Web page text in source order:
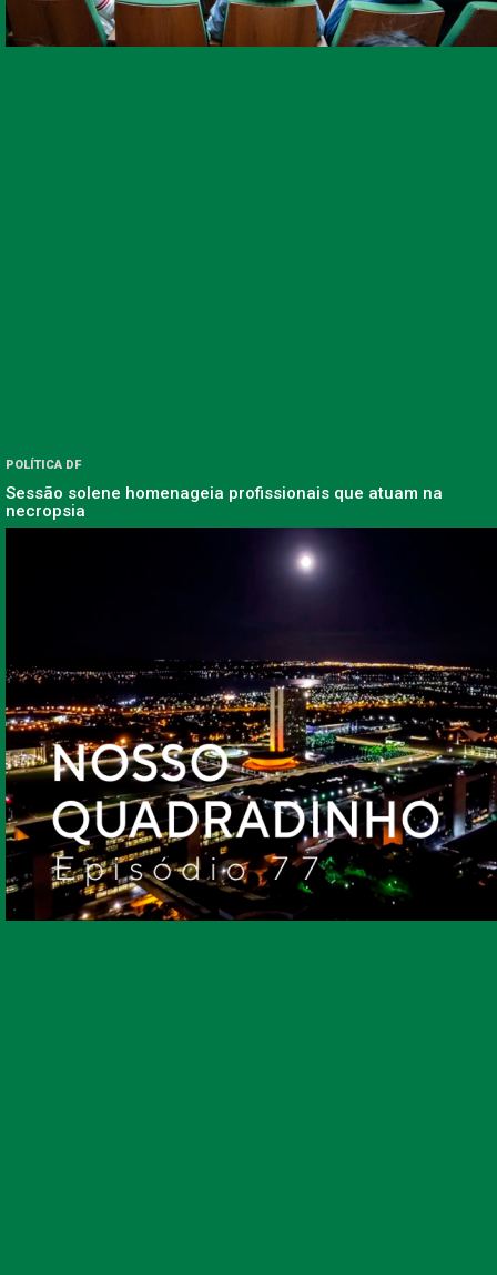
POLÍTICA DF
Sessão solene homenageia profissionais que atuam na
necropsia